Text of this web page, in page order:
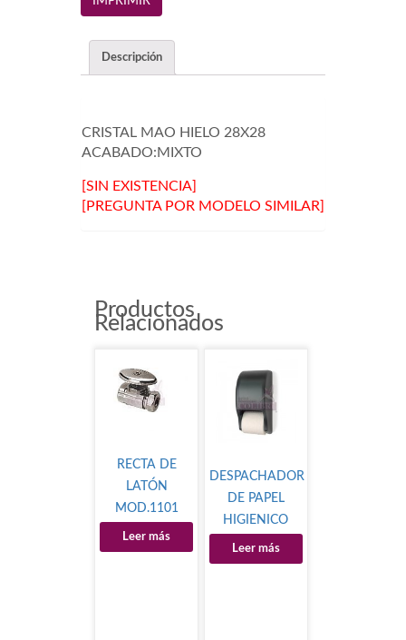
Descripción
CRISTAL MAO HIELO 28X28
ACABADO:MIXTO
[SIN EXISTENCIA]
[PREGUNTA POR MODELO SIMILAR]
Productos
Relacionados
RECTA DE
LATÓN
MOD.1101
Leer más
DESPACHADOR
DE PAPEL
HIGIENICO
Leer más